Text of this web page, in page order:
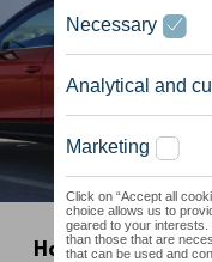
Home Seat